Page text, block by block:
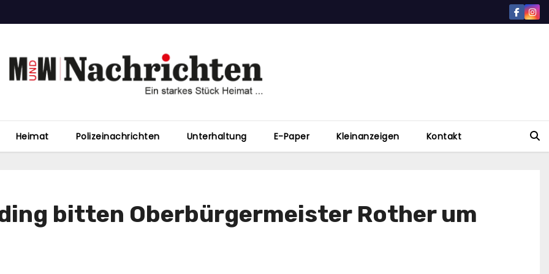
Heimat Polizeinachrichten Unterhaltung E-Paper Kleinanzeigen Kontakt
bitten Oberbürgermeister Rother um